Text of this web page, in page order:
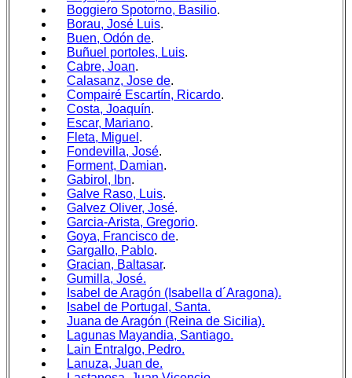
Boggiero Spotorno, Basilio.
Borau, José Luis.
Buen, Odón de.
Buñuel portoles, Luis.
Cabre, Joan.
Calasanz, Jose de.
Compairé Escartín, Ricardo.
Costa, Joaquín.
Escar, Mariano.
Fleta, Miguel .
Fondevilla, José.
Forment, Damian.
Gabirol, Ibn.
Galve Raso, Luis.
Galvez Oliver, José.
Garcia-Arista, Gregorio.
Goya, Francisco de.
Gargallo, Pablo.
Gracian, Baltasar.
Gumilla, José.
Isabel de Aragón (Isabella d´Aragona).
Isabel de Portugal, Santa.
Juana de Aragón (Reina de Sicilia).
Lagunas Mayandia, Santiago.
Lain Entralgo, Pedro.
Lanuza, Juan de.